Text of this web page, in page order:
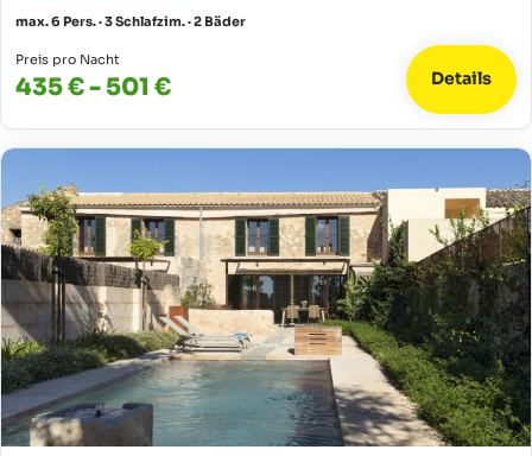
max. 6 Pers. · 3 Schlafzim. · 2 Bäder
Preis pro Nacht
435 € - 501 € Details